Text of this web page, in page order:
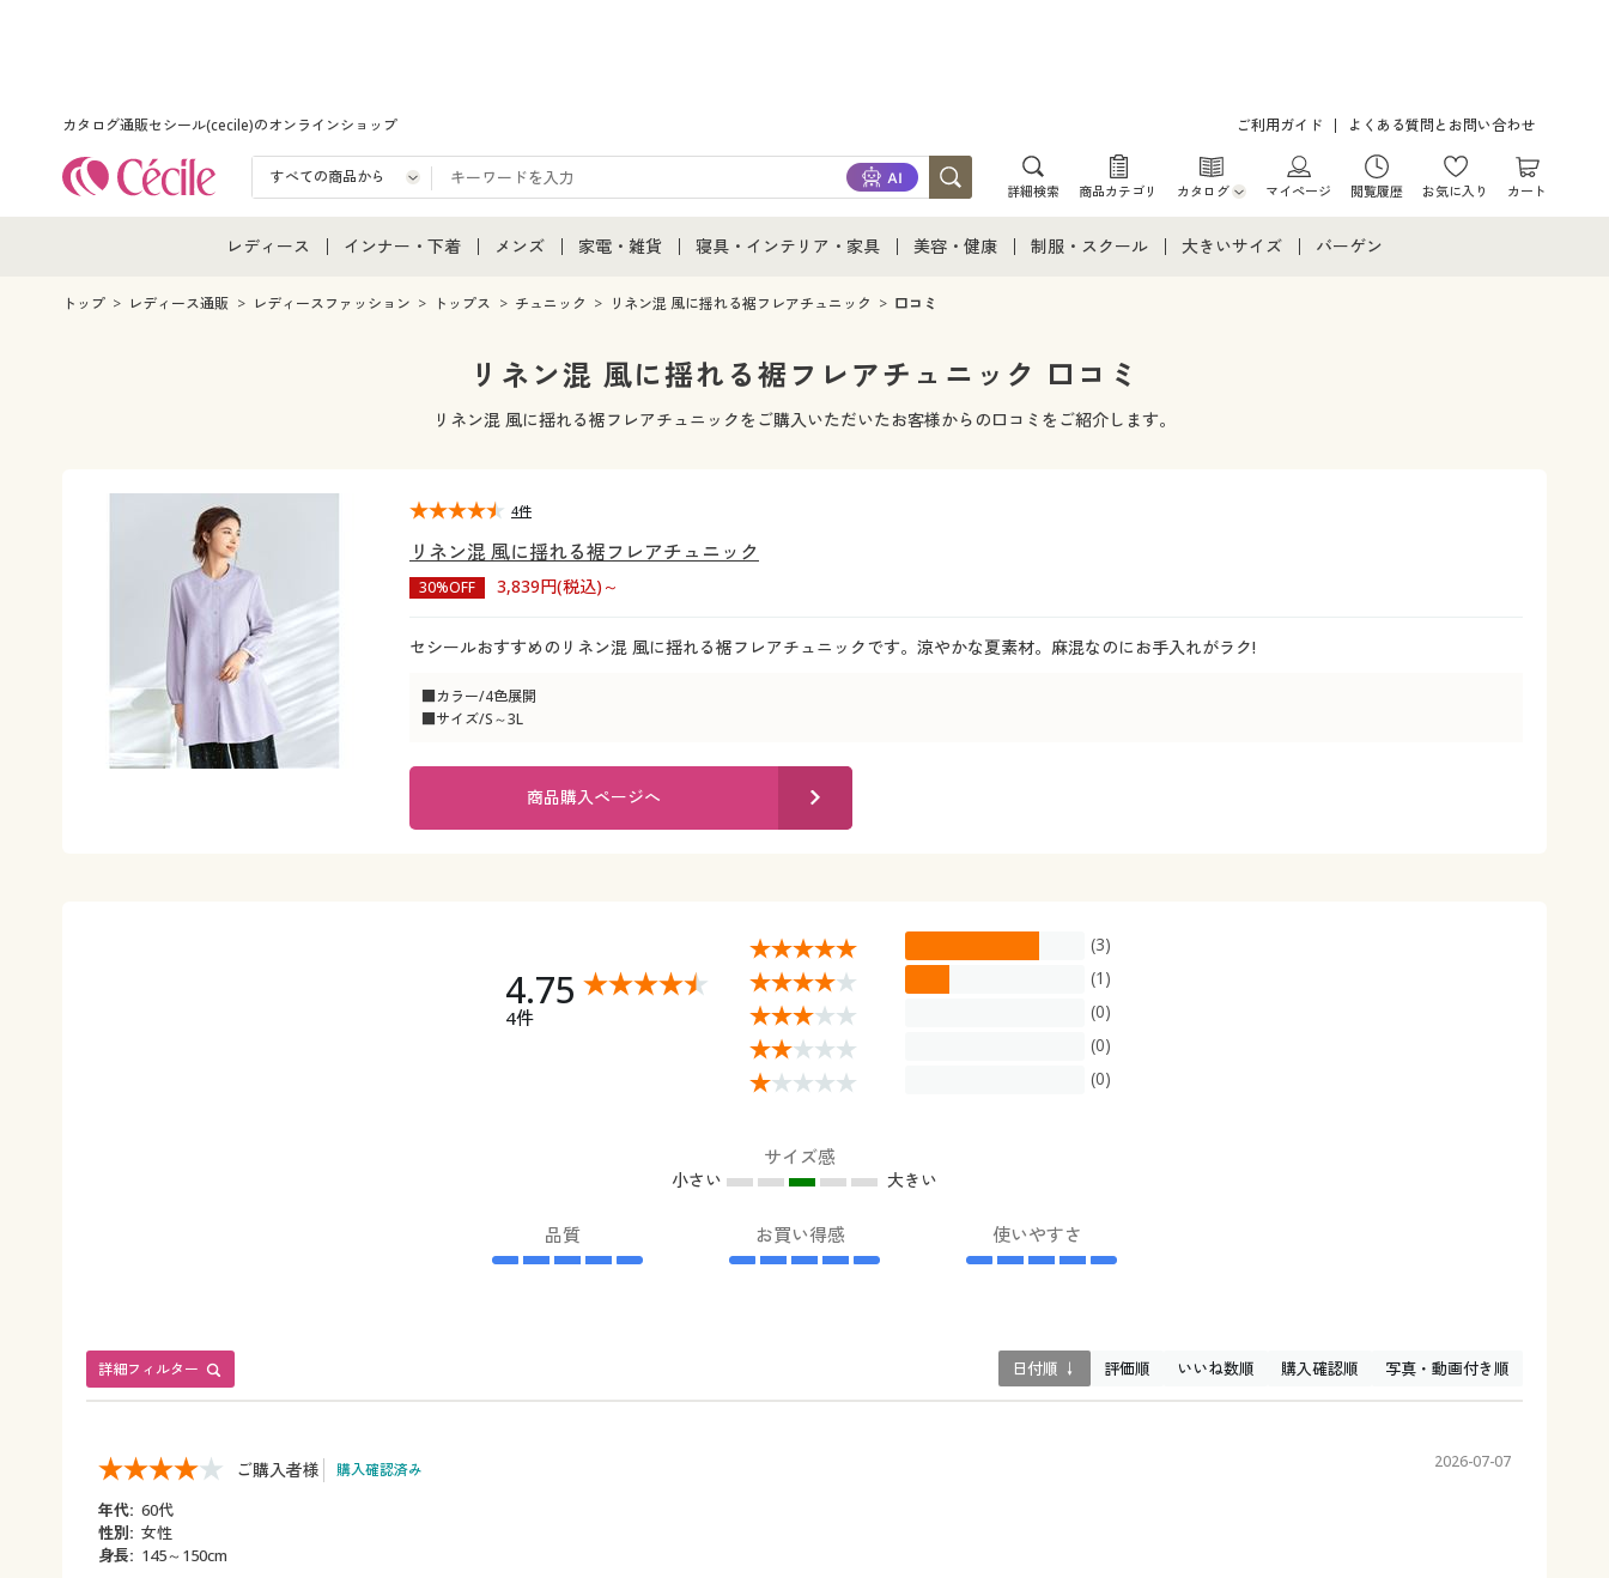
カタログ通販セシール(cecile)のオンラインショップ ご利用ガイド よくある質問とお問い合わせ
詳細検索 商品カテゴリ カタログ
カタログ・チラシからのご注文
マイページ 閲覧履歴 お気に入り カート
レディース
レディース通販すべて
インナー・下着
インナー・下着通販すべて
メンズ
メンズ通販すべて
メンズファッション
メンズ下着
家電・雑貨
家電・雑貨すべて
家電
キッチン・雑貨・日用品
寝具・インテリア・家具
寝具・インテリア・家具通販すべて
家具・収納
寝具・ベッド
美容・健康
美容・健康通販すべて
美容・健康・サプリメント
制服・スクール
制服・学生服
ジュニア・ティーンズ下着
大きいサイズ バーゲン
トップ レディース通販 レディースファッション トップス チュニック リネン混 風に揺れる裾フレアチュニック 口コミ
リネン混 風に揺れる裾フレアチュニック 口コミ
リネン混 風に揺れる裾フレアチュニックをご購入いただいたお客様からの口コミをご紹介します。
リネン混 風に揺れる裾フレアチュニック
30%OFF 3,839円(税込)～
セシールおすすめのリネン混 風に揺れる裾フレアチュニックです。涼やかな夏素材。麻混なのにお手入れがラク!
■カラー/4色展開
■サイズ/S～3L
4件
商品購入ページへ
4.75
4件
(3)
(1)
(0)
(0)
(0)
サイズ感
小さい 大きい
品質 お買い得感 使いやすさ
詳細フィルター 日付順 ↓ 評価順 いいね数順 購入確認順 写真・動画付き順
ご購入者様 購入確認済み 2026-07-07
年代: 60代
性別: 女性
身長: 145～150cm